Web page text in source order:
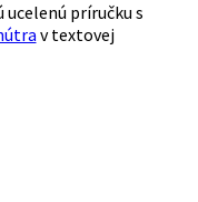
príručku s
v textovej